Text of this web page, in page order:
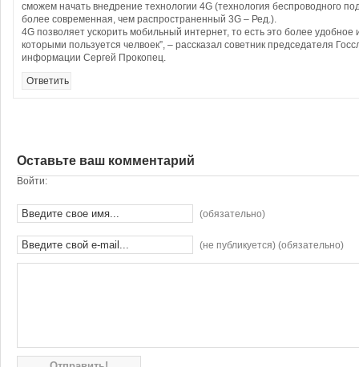
сможем начать внедрение технологии 4G (технология беспроводного
более современная, чем распространенный 3G – Ред.).
4G позволяет ускорить мобильный интернет, то есть это более удобное
которыми пользуется челвоек”, – рассказал советник председателя
информации Сергей Прокопец.
Ответить
Оставьте ваш комментарий
Войти:
(обязательно)
(не публикуется) (обязательно)